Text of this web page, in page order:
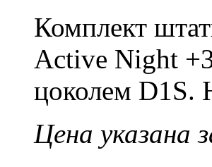
Комплект
Active Night
цоколем D1S.
Цена указана